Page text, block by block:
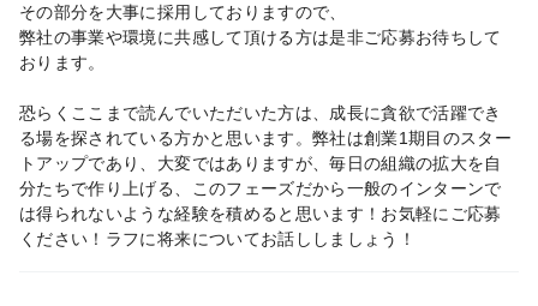
その部分を大事に採用しておりますので、
弊社の事業や環境に共感して頂ける方は是非ご応募お待ちして
おります。
恐らくここまで読んでいただいた方は、成長に貪欲で活躍でき
る場を探されている方かと思います。弊社は創業1期目のスター
トアップであり、大変ではありますが、毎日の組織の拡大を自
分たちで作り上げる、このフェーズだから一般のインターンで
は得られないような経験を積めると思います！お気軽にご応募
ください！ラフに将来についてお話ししましょう！